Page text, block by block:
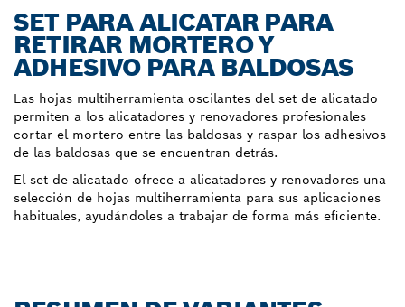
SET PARA ALICATAR PARA
RETIRAR MORTERO Y
ADHESIVO PARA BALDOSAS
Las hojas multiherramienta oscilantes del set de alicatado
permiten a los alicatadores y renovadores profesionales
cortar el mortero entre las baldosas y raspar los adhesivos
de las baldosas que se encuentran detrás.
El set de alicatado ofrece a alicatadores y renovadores una
selección de hojas multiherramienta para sus aplicaciones
habituales, ayudándoles a trabajar de forma más eficiente.